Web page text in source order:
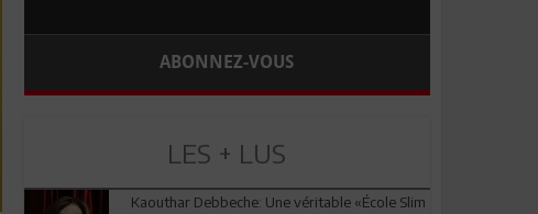
ABONNEZ-VOUS
LES + LUS
Kaouthar Debbeche: Une véritable «École Slim